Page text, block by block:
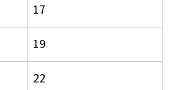
17
19
22